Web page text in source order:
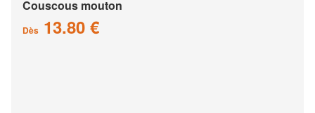
Couscous mouton
Dès 13.80 €